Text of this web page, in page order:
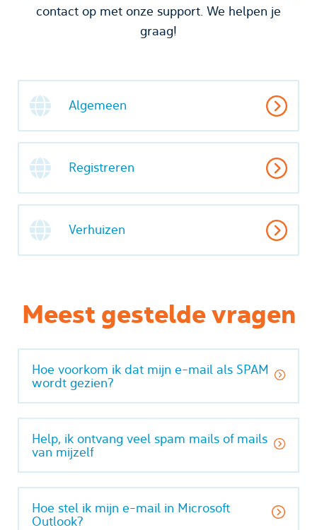
contact op met onze support. We helpen je
graag!
Algemeen
Registreren
Verhuizen
Meest gestelde vragen
Hoe voorkom ik dat mijn e-mail als SPAM
wordt gezien?
Help, ik ontvang veel spam mails of mails
van mijzelf
Hoe stel ik mijn e-mail in Microsoft
Outlook?